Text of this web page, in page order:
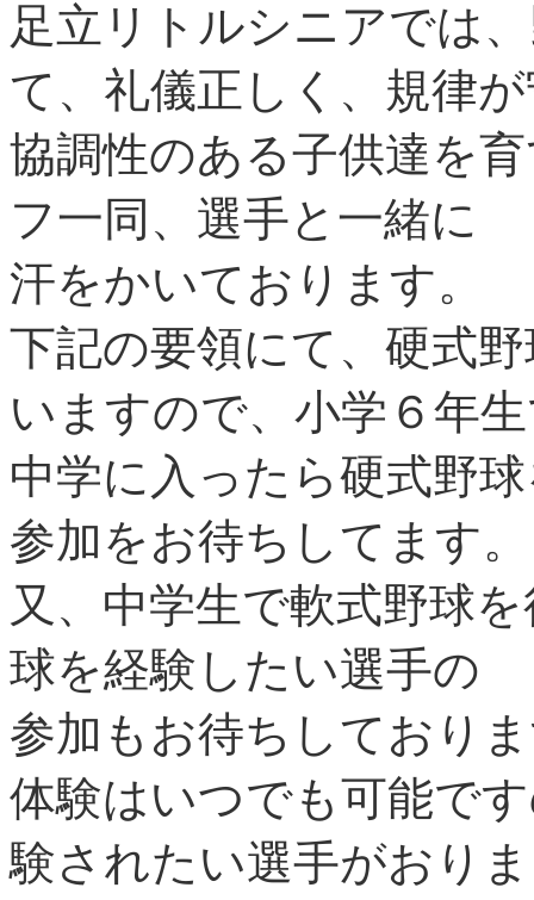
足立リトルシニアでは
て、礼儀正しく、規律
協調性のある子供達を
フ一同、選手と一緒に
汗をかいております。
下記の要領にて、硬式
いますので、小学６年
中学に入ったら硬式野
参加をお待ちしてます。
又、中学生で軟式野球
球を経験したい選手の
参加もお待ちしており
体験はいつでも可能で
験されたい選手がおり